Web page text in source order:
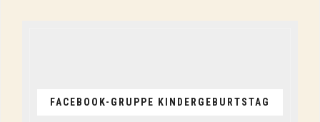
FACEBOOK-GRUPPE KINDERGEBURTSTAG